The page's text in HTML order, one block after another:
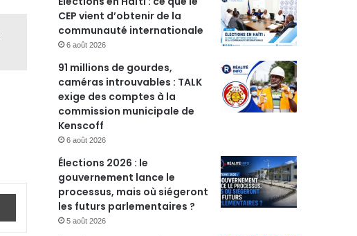
Imprimer
CEP vient d’obtenir de la
communauté internationale
6 août 2026
91 millions de gourdes,
caméras introuvables : TALK
exige des comptes à la
commission municipale de
Kenscoff
6 août 2026
Élections 2026 : le
gouvernement lance le
processus, mais où siégeront
les futurs parlementaires ?
5 août 2026